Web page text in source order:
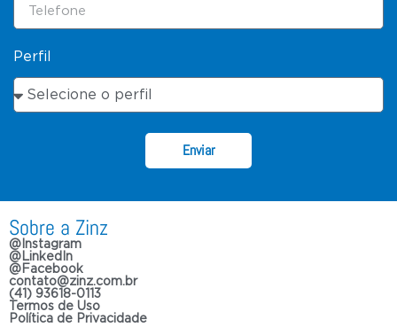
Perfil
Enviar
Sobre a Zinz
@Instagram
@LinkedIn
@Facebook
contato@zinz.com.br
(41) 93618-0113
Termos de Uso
Política de Privacidade